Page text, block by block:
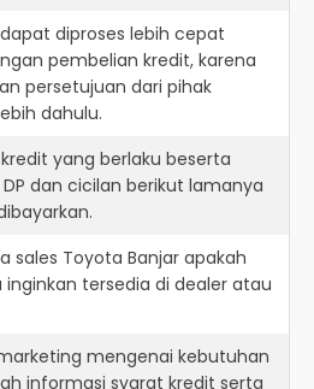
diproses lebih cepat
pembelian kredit, karena
persetujuan dari pihak
dahulu.
yang berlaku beserta
dan cicilan berikut lamanya
sales Toyota Banjar apakah
tersedia di dealer atau
mengenai kebutuhan
informasi syarat kredit serta